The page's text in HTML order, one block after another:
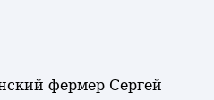
фермер Сергей